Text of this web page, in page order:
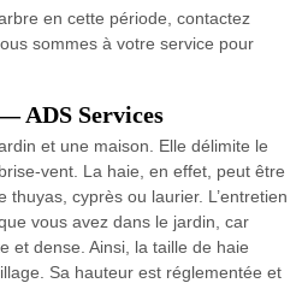
en cette période, contactez
sommes à votre service pour
ADS Services
et une maison. Elle délimite le
vent. La haie, en effet, peut être
cyprès ou laurier. L’entretien
vous avez dans le jardin, car
et dense. Ainsi, la taille de haie
Sa hauteur est réglementée et